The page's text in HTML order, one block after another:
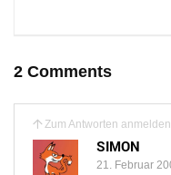
2 Comments
Zum Antworten anmelden
SIMON
21. Februar